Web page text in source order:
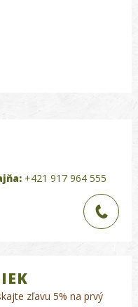
+421 917 964 555
zľavu 5% na prvý